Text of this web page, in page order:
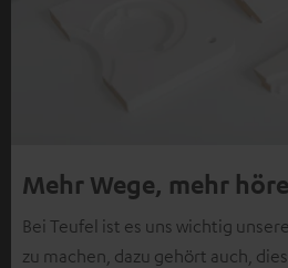
Mehr Wege, mehr
Bei Teufel ist es uns wichtig
zu machen, dazu gehört auch,